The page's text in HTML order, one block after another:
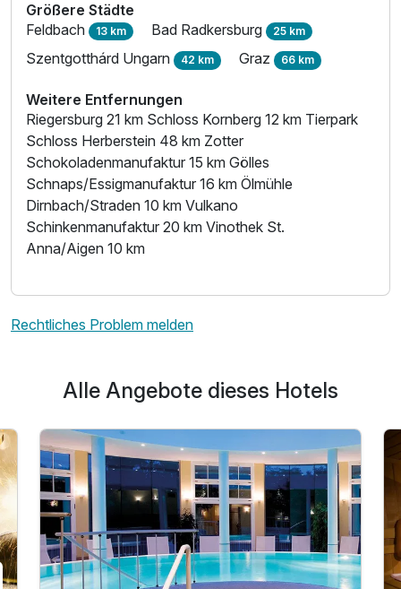
Größere Städte
Feldbach 13 km Bad Radkersburg 25 km
Szentgotthárd Ungarn 42 km Graz 66 km
Weitere Entfernungen
Riegersburg 21 km Schloss Kornberg 12 km Tierpark
Schloss Herberstein 48 km Zotter
Schokoladenmanufaktur 15 km Gölles
Schnaps/Essigmanufaktur 16 km Ölmühle
Dirnbach/Straden 10 km Vulkano
Schinkenmanufaktur 20 km Vinothek St.
Anna/Aigen 10 km
Rechtliches Problem melden
Alle Angebote dieses Hotels